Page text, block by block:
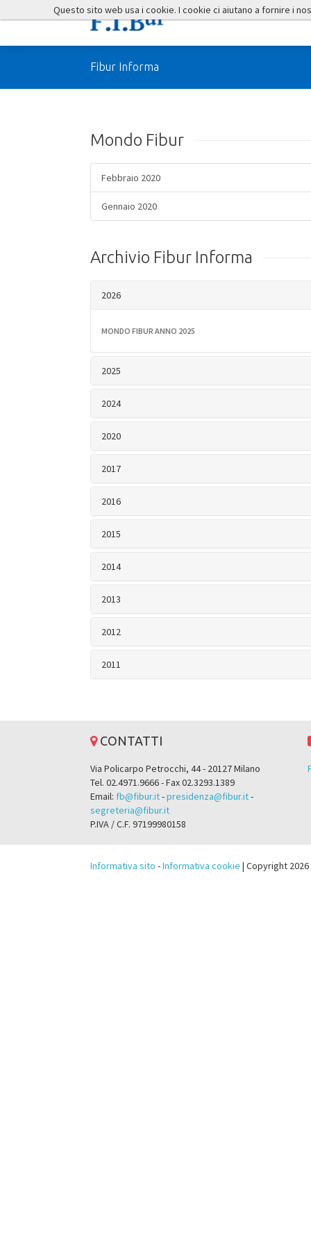
Fibur Informa
Mondo Fibur
Febbraio 2020
Gennaio 2020
Archivio Fibur Informa
2026
MONDO FIBUR ANNO 2025
2025
2024
2020
2017
2016
2015
2014
2013
2012
2011
CONTATTI
Via Policarpo Petrocchi, 44 - 20127 Milano
Tel. 02.4971.9666 - Fax 02.3293.1389
Email: fb@fibur.it-presidenza@fibur.it-
segreteria@fibur.it
P.IVA / C.F. 97199980158
Informativa sito -Informativa cookie | Copyright
Questo sito web usa i cookie. I cookie ci aiutano a fornire i